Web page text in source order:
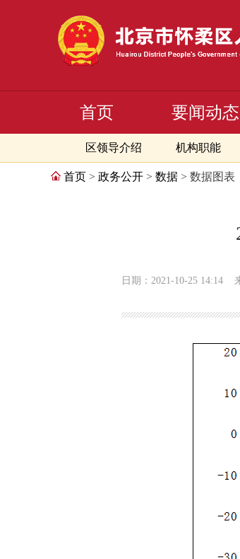
首页 要闻动态
区领导介绍 机构职能
首页 > 政务公开 > 数据 > 数据图表
日期：2021-10-25 14:14